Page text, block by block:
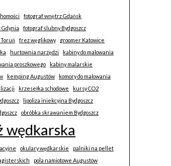
fotograf wnętrz Gdańsk
fotograf ślubny Bydgoszcz
frez węglikowy
groomer Katowice
hurtownia narzędzi
kabiny do malowania
proszkowego
kabiny malarskie
kemping Augustów
komory do malowania
krzesełka schodowe
kursy CO2
lipoliza iniekcyjna Bydgoszcz
obróbka skrawaniem Bydgoszcz
wędkarska
okulary wędkarskie
palniki na pellet
pola namiotowe Augustów